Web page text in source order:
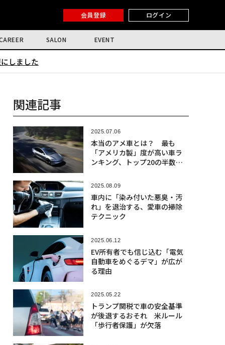
会員登録 ログイン
SALON EVENT
しました
関連記事
2025.07.06
本当のアメ車とは？ 最も
「アメリカ製」度が高い車ラ
ンキング、トップ20の半数が
2025.08.09
車内に「染み付いた悪臭・汚
れ」を退治する、愛車の掃除
テクニック
2025.06.12
EV所有者でも信じ込む「電気
自動車をめぐるデマ」が広が
る理由
2025.05.22
トランプ関税で車の安全基準
が後退するおそれ 米ルール
「歩行者保護」が欠落